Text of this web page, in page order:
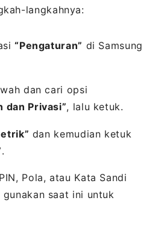
langkahnya:
“Pengaturan” di Samsung
dan cari opsi
dan Privasi”, lalu ketuk.
dan kemudian ketuk
.
Pola, atau Kata Sandi
gunakan saat ini untuk